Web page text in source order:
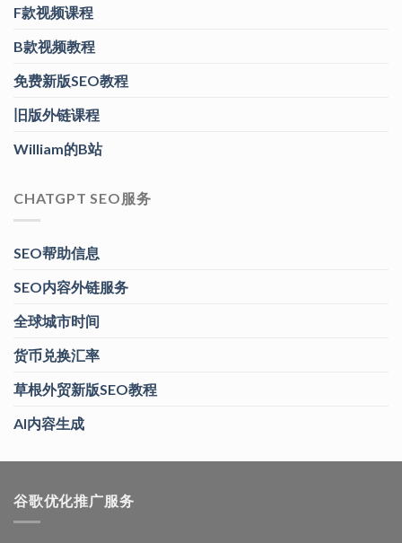
F款视频课程
B款视频教程
免费新版SEO教程
旧版外链课程
William的B站
CHATGPT SEO服务
SEO帮助信息
SEO内容外链服务
全球城市时间
货币兑换汇率
草根外贸新版SEO教程
AI内容生成
谷歌优化推广服务